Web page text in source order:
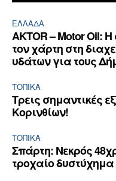
ΕΛΛΆΔΑ
AKTOR – Motor Oil:
τον χάρτη στη
υδάτων για τους
ΤΟΠΙΚΑ
Τρεις σημαντικές
Κορινθίων!
ΤΟΠΙΚΑ
Σπάρτη: Νεκρός
τροχαίο